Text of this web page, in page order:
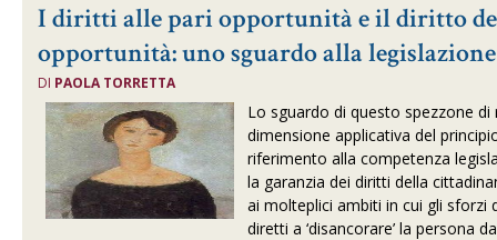
I diritti alle pari opportunità e il diritto
opportunità: uno sguardo alla
DI PAOLA TORRETTA
Lo sguardo di questo spezzone di
dimensione applicativa del
riferimento alla competenza
la garanzia dei diritti della
ai molteplici ambiti in cui gli sforzi
diretti a ‘disancorare’ la persona